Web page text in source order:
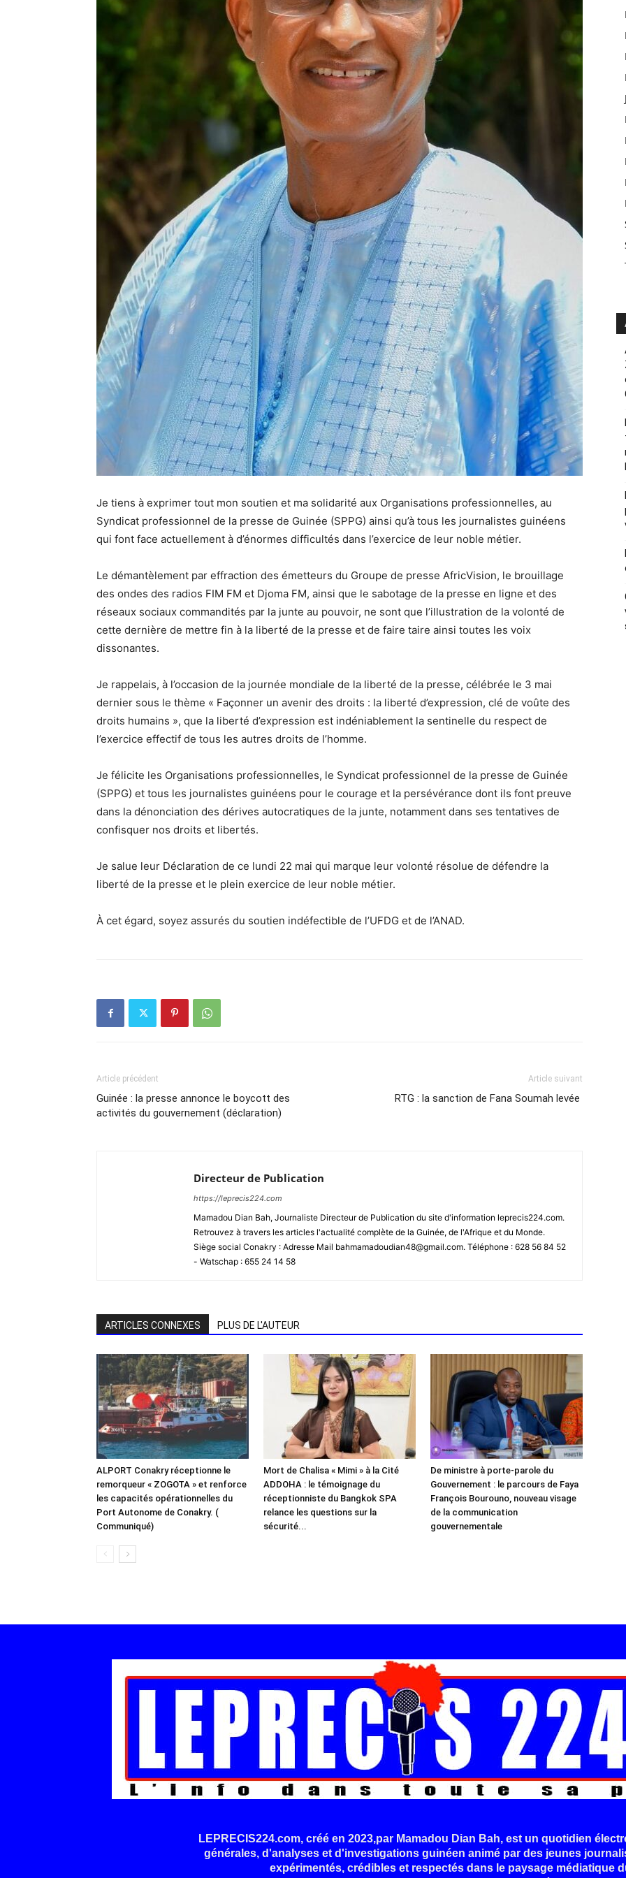
Je tiens à exprimer tout mon soutien et ma solidarité aux Organisations professionnelles, au
Syndicat professionnel de la presse de Guinée (SPPG) ainsi qu’à tous les journalistes guinéens
qui font face actuellement à d’énormes difficultés dans l’exercice de leur noble métier.
Le démantèlement par effraction des émetteurs du Groupe de presse AfricVision, le brouillage
des ondes des radios FIM FM et Djoma FM, ainsi que le sabotage de la presse en ligne et des
réseaux sociaux commandités par la junte au pouvoir, ne sont que l’illustration de la volonté de
cette dernière de mettre fin à la liberté de la presse et de faire taire ainsi toutes les voix
dissonantes.
Je rappelais, à l’occasion de la journée mondiale de la liberté de la presse, célébrée le 3 mai
dernier sous le thème « Façonner un avenir des droits : la liberté d’expression, clé de voûte des
droits humains », que la liberté d’expression est indéniablement la sentinelle du respect de
l’exercice effectif de tous les autres droits de l’homme.
Je félicite les Organisations professionnelles, le Syndicat professionnel de la presse de Guinée
(SPPG) et tous les journalistes guinéens pour le courage et la persévérance dont ils font preuve
dans la dénonciation des dérives autocratiques de la junte, notamment dans ses tentatives de
confisquer nos droits et libertés.
Je salue leur Déclaration de ce lundi 22 mai qui marque leur volonté résolue de défendre la
liberté de la presse et le plein exercice de leur noble métier.
À cet égard, soyez assurés du soutien indéfectible de l’UFDG et de l’ANAD.
Article précédent
Guinée : la presse annonce le boycott des
activités du gouvernement (déclaration)
Article suivant
RTG : la sanction de Fana Soumah levée
Directeur de Publication
https://leprecis224.com
Mamadou Dian Bah, Journaliste Directeur de Publication du site d'information leprecis224.com.
Retrouvez à travers les articles l'actualité complète de la Guinée, de l'Afrique et du Monde.
Siège social Conakry : Adresse Mail bahmamadoudian48@gmail.com. Téléphone : 628 56 84 52
- Watschap : 655 24 14 58
ARTICLES CONNEXES PLUS DE L'AUTEUR
ALPORT Conakry réceptionne le
remorqueur « ZOGOTA » et renforce
les capacités opérationnelles du
Port Autonome de Conakry. (
Communiqué)
Mort de Chalisa « Mimi » à la Cité
ADDOHA : le témoignage du
réceptionniste du Bangkok SPA
relance les questions sur la
sécurité...
De ministre à porte-parole du
Gouvernement : le parcours de Faya
François Bourouno, nouveau visage
de la communication
gouvernementale
LEPRECIS224.com, créé en 2023,par Mamadou Dian Bah, est un quotidien
générales, d'analyses et d'investigations guinéen animé par des jeunes
expérimentés, crédibles et respectés dans le paysage médiatique